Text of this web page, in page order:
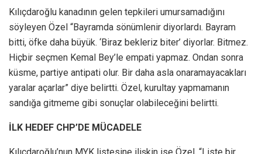
Kılıçdaroğlu kanadının gelen tepkileri umursamadığını
söyleyen Özel “Bayramda sönümlenir diyorlardı. Bayram
bitti, öfke daha büyük. ‘Biraz bekleriz biter’ diyorlar. Bitmez.
Hiçbir seçmen Kemal Bey’le empati yapmaz. Ondan sonra
küsme, partiye antipati olur. Bir daha asla onaramayacakları
yaralar açarlar” diye belirtti. Özel, kurultay yapmamanın
sandığa gitmeme gibi sonuçlar olabileceğini belirtti.
İLK HEDEF CHP’DE MÜCADELE